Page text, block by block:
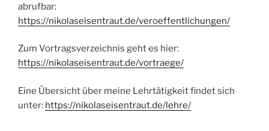
abrufbar:
https://nikolaseisentraut.de/veroeffentlichungen/
Zum Vortragsverzeichnis geht es hier:
https://nikolaseisentraut.de/vortraege/
Eine Übersicht über meine Lehrtätigkeit findet sich
unter: https://nikolaseisentraut.de/lehre/